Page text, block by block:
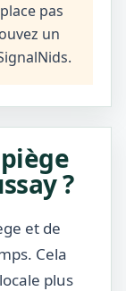
pas
un
?
et de
Cela
plus